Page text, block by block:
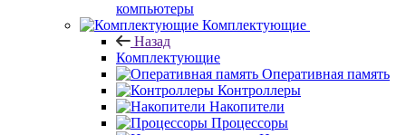
компьютеры
Комплектующие
Назад
Комплектующие
Оперативная память
Контроллеры
Накопители
Процессоры